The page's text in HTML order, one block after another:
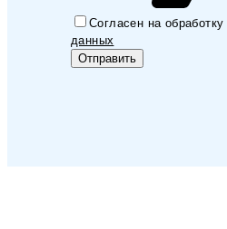
Согласен на обработку
данных